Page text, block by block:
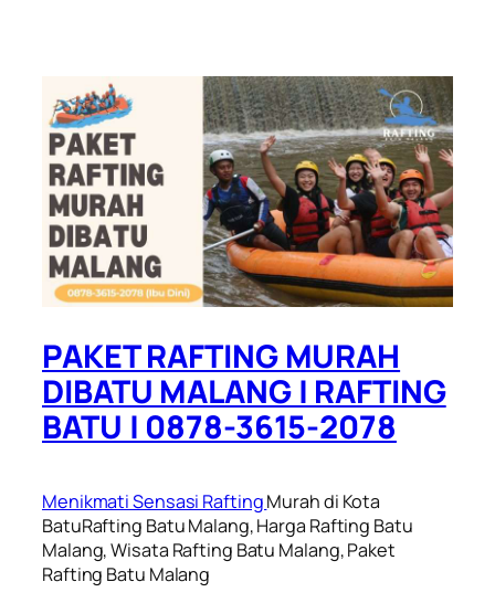
PAKET RAFTING MURAH
DIBATU MALANG | RAFTING
BATU | 0878-3615-2078
Menikmati Sensasi RaftingMurah di Kota
BatuRafting Batu Malang, Harga Rafting Batu
Malang, Wisata Rafting Batu Malang, Paket
Rafting Batu Malang